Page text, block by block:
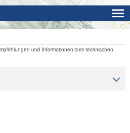
und Informationen zum technischen